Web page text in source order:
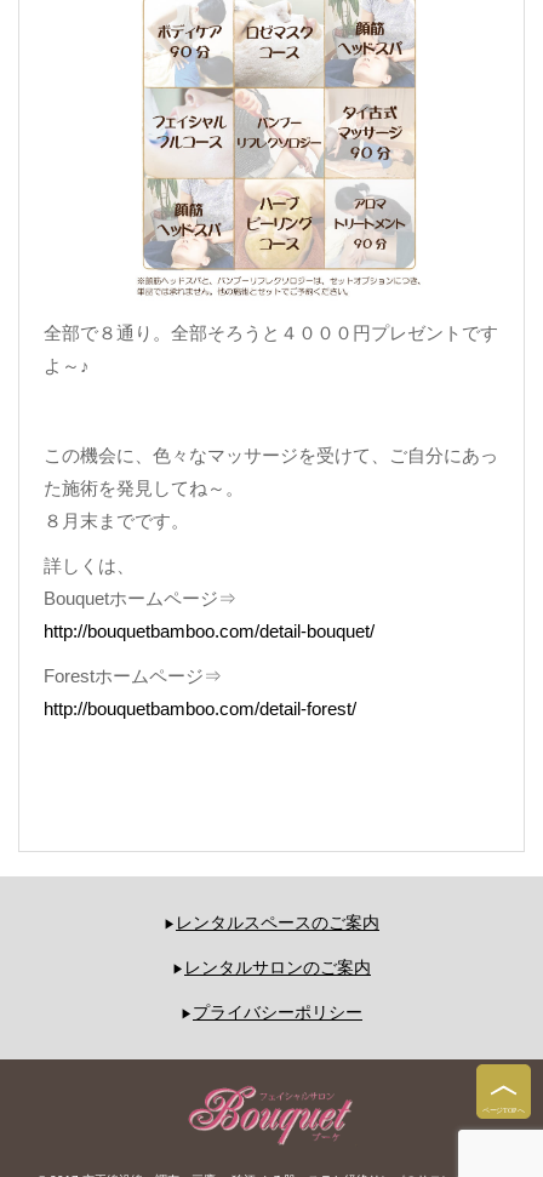
全部で８通り。全部そろうと４０００円プレゼントです
よ～♪
この機会に、色々なマッサージを受けて、ご自分にあっ
た施術を発見してね～。
８月末までです。
詳しくは、
Bouquetホームページ⇒
http://bouquetbamboo.com/detail-bouquet/
Forestホームページ⇒
http://bouquetbamboo.com/detail-forest/
レンタルスペースのご案内
レンタルサロンのご案内
プライバシーポリシー